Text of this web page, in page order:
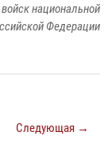
национальной
Федерации
Следующая →